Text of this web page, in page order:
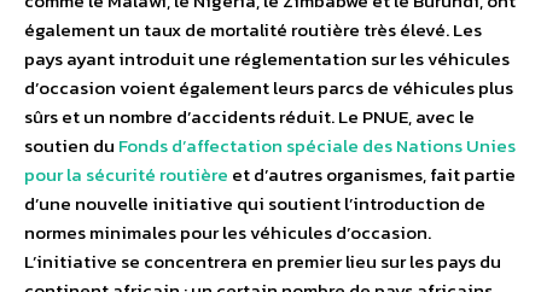
également un taux de mortalité routière très élevé. Les
pays ayant introduit une réglementation sur les véhicules
d’occasion voient également leurs parcs de véhicules plus
sûrs et un nombre d’accidents réduit. Le PNUE, avec le
soutien du Fonds d’affectation spéciale des Nations Unies
pour la sécurité routière et d’autres organismes, fait partie
d’une nouvelle initiative qui soutient l’introduction de
normes minimales pour les véhicules d’occasion.
L’initiative se concentrera en premier lieu sur les pays du